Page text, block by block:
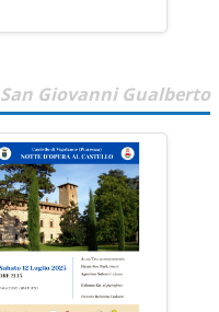
San Giovanni Gualberto